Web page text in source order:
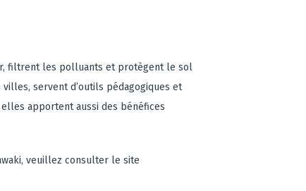
filtrent les polluants et protègent le sol
servent d’outils pédagogiques et
apportent aussi des bénéfices
veuillez consulter le site